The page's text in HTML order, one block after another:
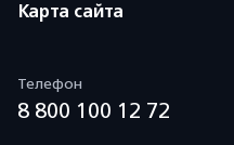
Карта сайта
Телефон
8 800 100 12 72